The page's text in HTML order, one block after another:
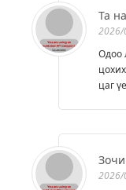
Та
2026/
Одоо
цаг
2026/